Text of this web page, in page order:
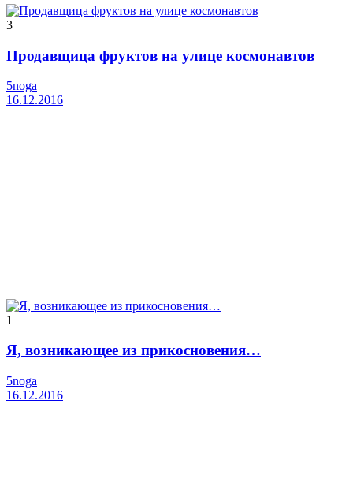
3
Продавщица фруктов на улице космонавтов
5noga
16.12.2016
1
Я, возникающее из прикосновения…
5noga
16.12.2016